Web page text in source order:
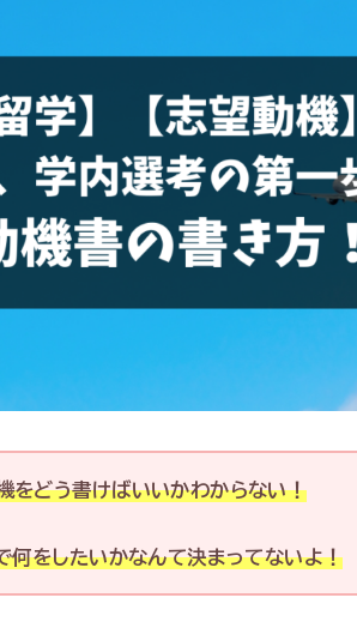
をどう書けばいいかわからない！
何をしたいかなんて決まってないよ！